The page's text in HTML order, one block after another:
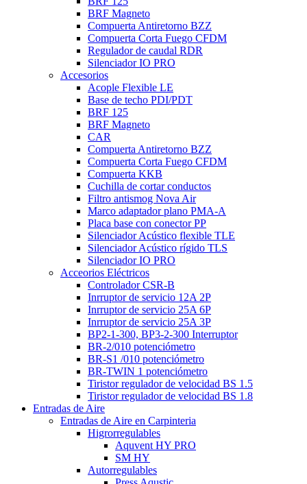
BRF Magneto
Compuerta Antiretorno BZZ
Compuerta Corta Fuego CFDM
Regulador de caudal RDR
Silenciador IO PRO
Accesorios
Acople Flexible LE
Base de techo PDI/PDT
BRF 125
BRF Magneto
CAR
Compuerta Antiretorno BZZ
Compuerta Corta Fuego CFDM
Compuerta KKB
Cuchilla de cortar conductos
Filtro antismog Nova Air
Marco adaptador plano PMA-A
Placa base con conector PP
Silenciador Acústico flexible TLE
Silenciador Acústico rígido TLS
Silenciador IO PRO
Acceorios Eléctricos
Controlador CSR-B
Inrruptor de servicio 12A 2P
Inrruptor de servicio 25A 6P
Inrruptor de servicio 25A 3P
BP2-1-300, BP3-2-300 Interruptor
BR-2/010 potenciómetro
BR-S1 /010 potenciómetro
BR-TWIN 1 potenciómetro
Tiristor regulador de velocidad BS 1.5
Tiristor regulador de velocidad BS 1.8
Entradas de Aire
Entradas de Aire en Carpinteria
Higrorregulables
Aquvent HY PRO
SM HY
Autorregulables